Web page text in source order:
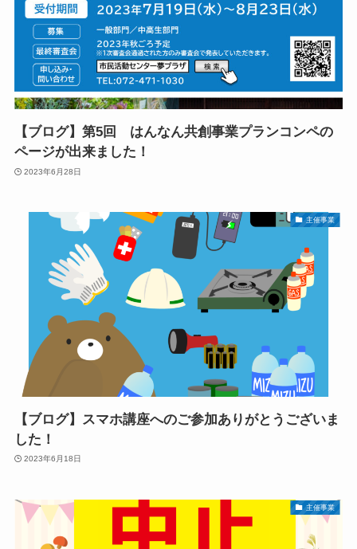
【ブログ】第5回 はんなん共創事業プランコンペの
ページが出来ました！
2023年6月28日
主催事業
【ブログ】スマホ講座へのご参加ありがとうございま
した！
2023年6月18日
主催事業